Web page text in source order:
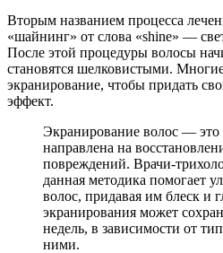
Вторым названием процесса
«шайнинг» от слова «shine» —
После этой процедуры волосы
становятся шелковистыми.
экранирование, чтобы придать
эффект.
Экранирование волос — это
направлена на
повреждений. Врачи-
данная методика помогает
волос, придавая им блеск и
экранирования может
недель, в зависимости от
ними.